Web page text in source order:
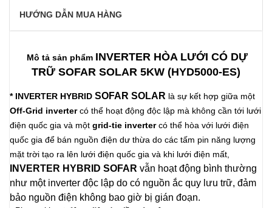
HƯỚNG DẪN MUA HÀNG
Mô tả sản phẩm INVERTER HÒA LƯỚI CÓ DỰ
TRỮ SOFAR SOLAR 5KW (HYD5000-ES)
* INVERTER HYBRID SOFAR SOLAR là sự kết hợp giữa một
Off-Grid invertercó thể hoạt động độc lập mà không cần tới lưới
điện quốc gia và một grid-tie invertercó thể hòa với lưới điện
quốc gia để bán nguồn điện dư thừa do các tấm pin năng lượng
mặt trời tạo ra lên lưới điện quốc gia và khi lưới điện mất,
INVERTER HYBRID SOFAR vẫn hoạt động bình thường
như một inverter độc lập do có nguồn ắc quy lưu trữ, đảm
bảo nguồn điện không bao giờ bị gián đoạn.